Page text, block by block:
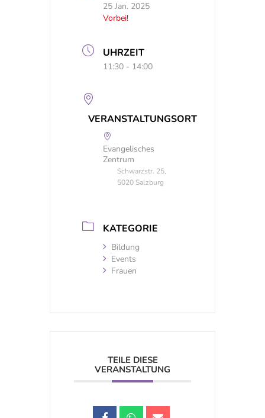
25 Jan. 2025
Vorbei!
UHRZEIT
11:30 - 14:00
VERANSTALTUNGSORT
Evangelisches
Zentrum
Schwarzstr. 25,
5020 Salzburg
KATEGORIE
Bildung
Events
Frauen
TEILE DIESE
VERANSTALTUNG